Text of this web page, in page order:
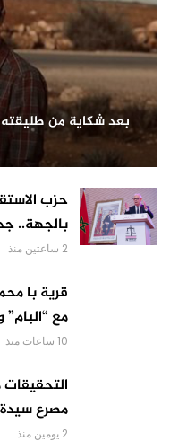
بعد شكاية من
حزب
بالجهة..
2 ساعتين منذ
قرية با
مع
10 ساعات منذ
مصرع سيدة
2 يومين منذ